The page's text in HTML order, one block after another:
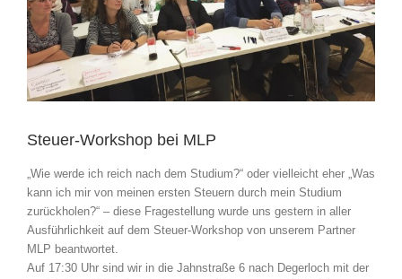
Steuer-Workshop bei MLP
„Wie werde ich reich nach dem Studium?“ oder vielleicht eher „Was
kann ich mir von meinen ersten Steuern durch mein Studium
zurückholen?“ – diese Fragestellung wurde uns gestern in aller
Ausführlichkeit auf dem Steuer-Workshop von unserem Partner
MLP beantwortet.
Auf 17:30 Uhr sind wir in die Jahnstraße 6 nach Degerloch mit der